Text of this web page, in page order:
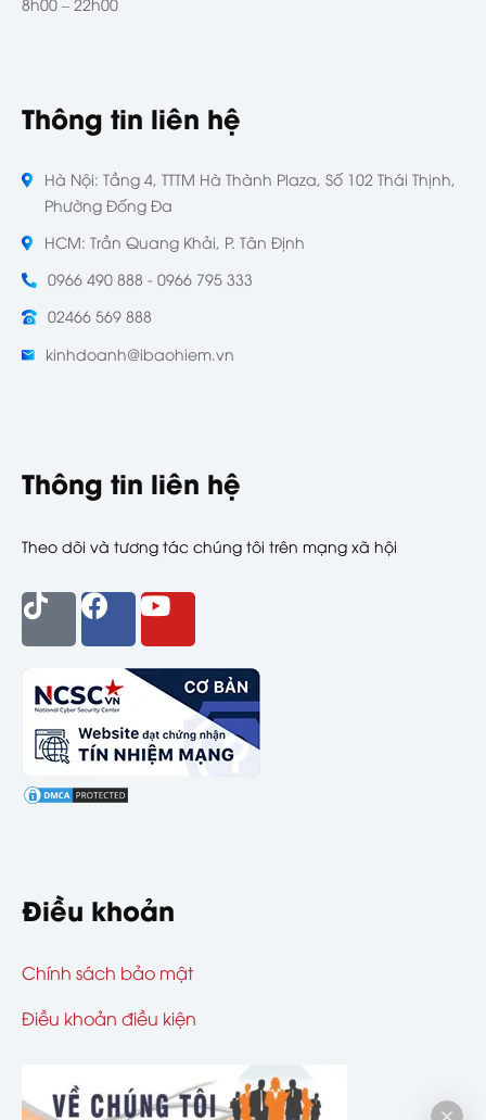
Thông tin liên hệ
Hà Nội: Tầng 4, TTTM Hà Thành Plaza, Số 102 Thái Thịnh,
Phường Đống Đa
HCM: Trần Quang Khải, P. Tân Định
0966 490 888 - 0966 795 333
02466 569 888
kinhdoanh@ibaohiem.vn
Thông tin liên hệ
Theo dõi và tương tác chúng tôi trên mạng xã hội
Điều khoản
Chính sách bảo mật
Điều khoản điều kiện